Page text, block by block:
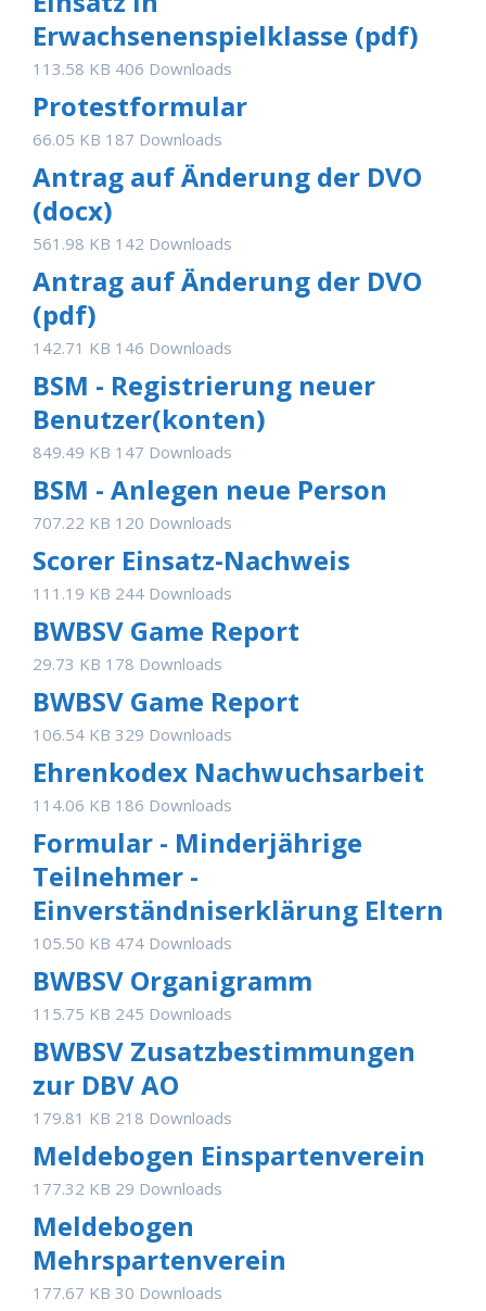
Erwachsenenspielklasse (pdf)
113.58 KB 406 Downloads
Protestformular
66.05 KB 187 Downloads
Antrag auf Änderung der DVO
(docx)
561.98 KB 142 Downloads
Antrag auf Änderung der DVO
(pdf)
142.71 KB 146 Downloads
BSM - Registrierung neuer
Benutzer(konten)
849.49 KB 147 Downloads
BSM - Anlegen neue Person
707.22 KB 120 Downloads
Scorer Einsatz-Nachweis
111.19 KB 244 Downloads
BWBSV Game Report
29.73 KB 178 Downloads
BWBSV Game Report
106.54 KB 329 Downloads
Ehrenkodex Nachwuchsarbeit
114.06 KB 186 Downloads
Formular - Minderjährige
Teilnehmer -
Einverständniserklärung Eltern
105.50 KB 474 Downloads
BWBSV Organigramm
115.75 KB 245 Downloads
BWBSV Zusatzbestimmungen
zur DBV AO
179.81 KB 218 Downloads
Meldebogen Einspartenverein
177.32 KB 29 Downloads
Meldebogen
Mehrspartenverein
177.67 KB 30 Downloads